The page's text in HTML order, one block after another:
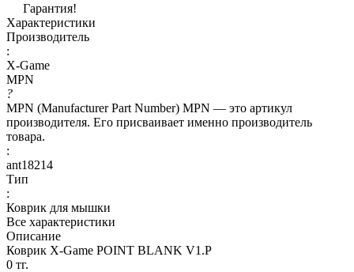
Гарантия!
Характеристики
Производитель
:
X-Game
MPN
?
MPN (Manufacturer Part Number) MPN — это артикул
производителя. Его присваивает именно производитель
товара.
:
ant18214
Тип
:
Коврик для мышки
Все характеристики
Описание
Коврик X-Game POINT BLANK V1.P
0 тг.